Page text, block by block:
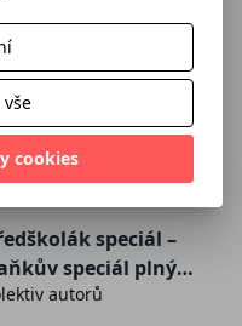
%
speciál –
speciál plný
autorů
cookies